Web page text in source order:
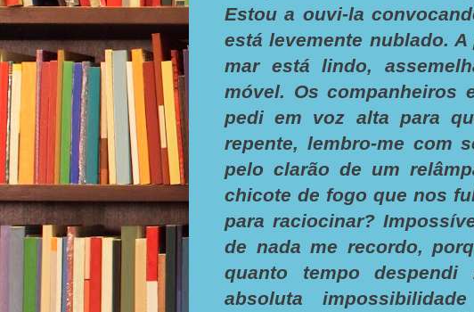
Estou a ouvi-la
está levemente nublado.
mar está lindo,
móvel. Os companheiros
pedi em voz alta para
repente, lembro-me com
pelo clarão de um
chicote de fogo que nos
para raciocinar?
de nada me recordo,
quanto tempo
absoluta